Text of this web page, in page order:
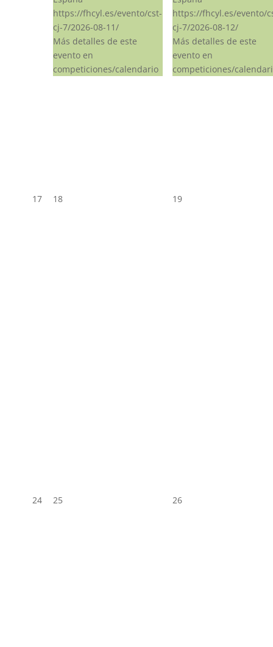
https://fhcyl.es/evento/cst-
cj-7/2026-08-11/
Más detalles de este
evento en
competiciones/calendario
https://fhcyl.es/evento/
cj-7/2026-08-12/
Más detalles de este
evento en
competiciones/
17 18 19
24 25 26